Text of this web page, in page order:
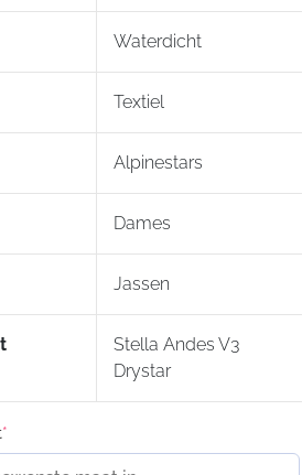
cargo buitenzakken afgesloten
en waterdichte binnenzak
buitenzak op onderrug
rits
om samen met de Andes
V2 pants te dragen maar via de
ook aan diverse andere
broeken te ritsen
voor Tech-Air
speciaal ontworpen voor dames
Waterdicht
Textiel
Alpinestars
Dames
Jassen
Stella Andes V3
Drystar
*